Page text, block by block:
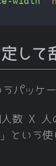
して
うパッケ
数 X 人
という